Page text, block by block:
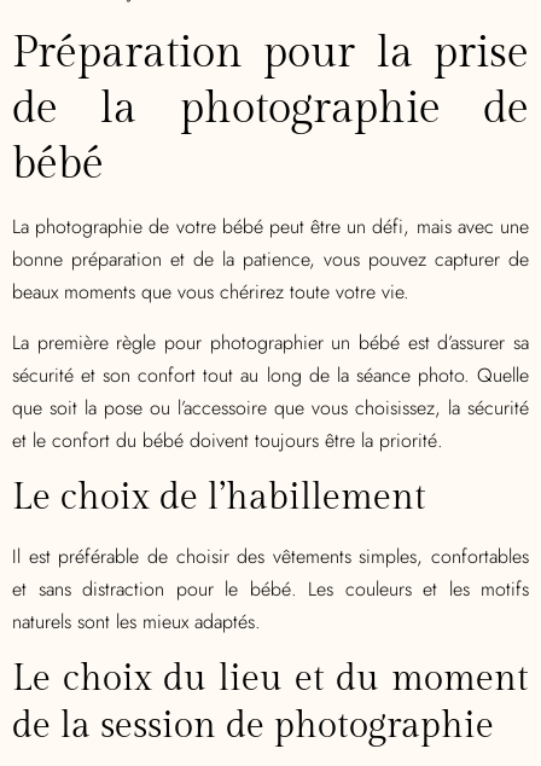
Préparation pour la prise
de la photographie de
bébé
La photographie de votre bébé peut être un défi, mais avec une
bonne préparation et de la patience, vous pouvez capturer de
beaux moments que vous chérirez toute votre vie.
La première règle pour photographier un bébé est d’assurer sa
sécurité et son confort tout au long de la séance photo. Quelle
que soit la pose ou l’accessoire que vous choisissez, la sécurité
et le confort du bébé doivent toujours être la priorité.
Le choix de l’habillement
Il est préférable de choisir des vêtements simples, confortables
et sans distraction pour le bébé. Les couleurs et les motifs
naturels sont les mieux adaptés.
Le choix du lieu et du moment
de la session de photographie